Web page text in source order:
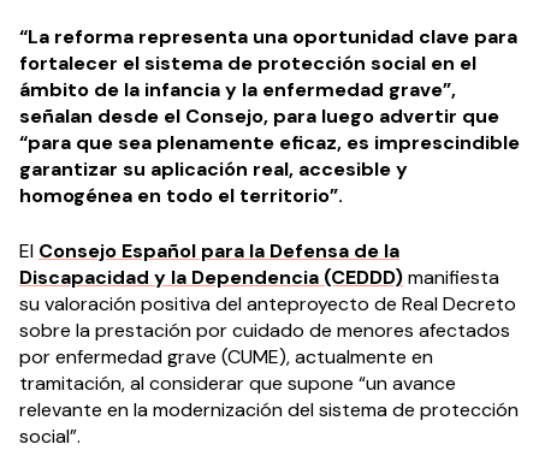
“La reforma representa una oportunidad clave para
fortalecer el sistema de protección social en el
ámbito de la infancia y la enfermedad grave”,
señalan desde el Consejo, para luego advertir que
“para que sea plenamente eficaz, es imprescindible
garantizar su aplicación real, accesible y
homogénea en todo el territorio”.
El Consejo Español para la Defensa de la
Discapacidad y la Dependencia (CEDDD)manifiesta
su valoración positiva del anteproyecto de Real Decreto
sobre la prestación por cuidado de menores afectados
por enfermedad grave (CUME), actualmente en
tramitación, al considerar que supone “un avance
relevante en la modernización del sistema de protección
social”.